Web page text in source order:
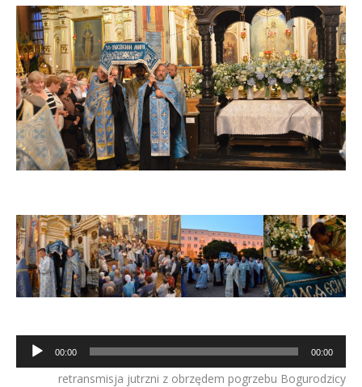
Odtwarzacz
plików
00:00 00:00
retransmisja jutrzni z obrzędem pogrzebu Bogurodzicy